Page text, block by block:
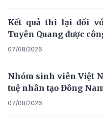
Kết quả thi lại đối
Tuyên Quang được
07/08/2026
Nhóm sinh viên Việt
tuệ nhân tạo Đông
07/08/2026